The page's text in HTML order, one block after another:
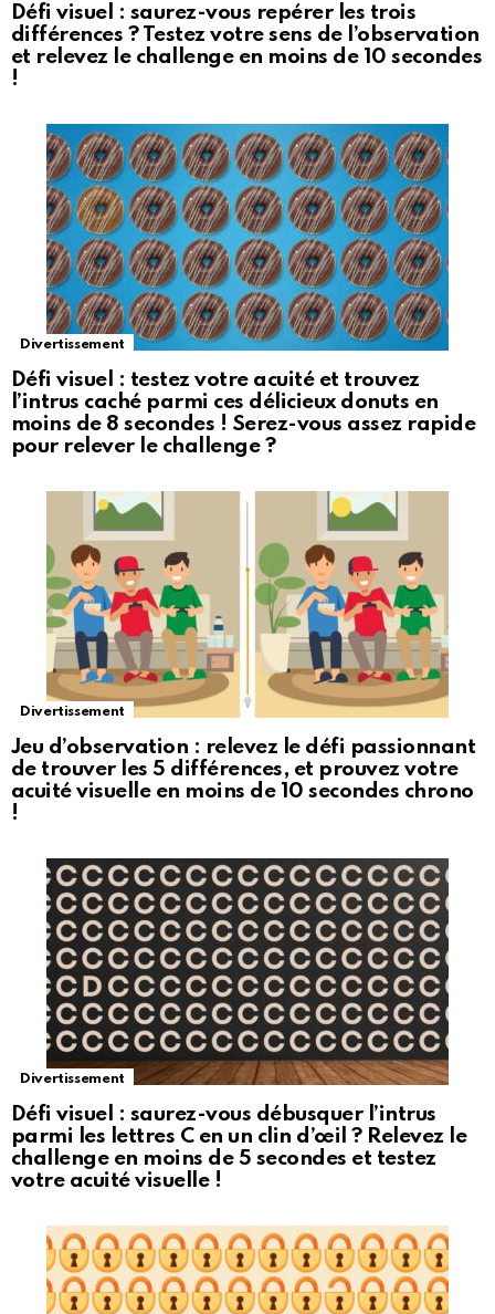
Défi visuel : saurez-vous repérer les trois
différences ? Testez votre sens de l’observation
et relevez le challenge en moins de 10 secondes
!
Divertissement
Défi visuel : testez votre acuité et trouvez
l’intrus caché parmi ces délicieux donuts en
moins de 8 secondes ! Serez-vous assez rapide
pour relever le challenge ?
Divertissement
Jeu d’observation : relevez le défi passionnant
de trouver les 5 différences, et prouvez votre
acuité visuelle en moins de 10 secondes chrono
!
Divertissement
Défi visuel : saurez-vous débusquer l’intrus
parmi les lettres C en un clin d’œil ? Relevez le
challenge en moins de 5 secondes et testez
votre acuité visuelle !